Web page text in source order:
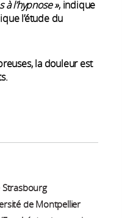
l’hypnose », indique
l’étude du
la douleur est
Strasbourg
de Montpellier